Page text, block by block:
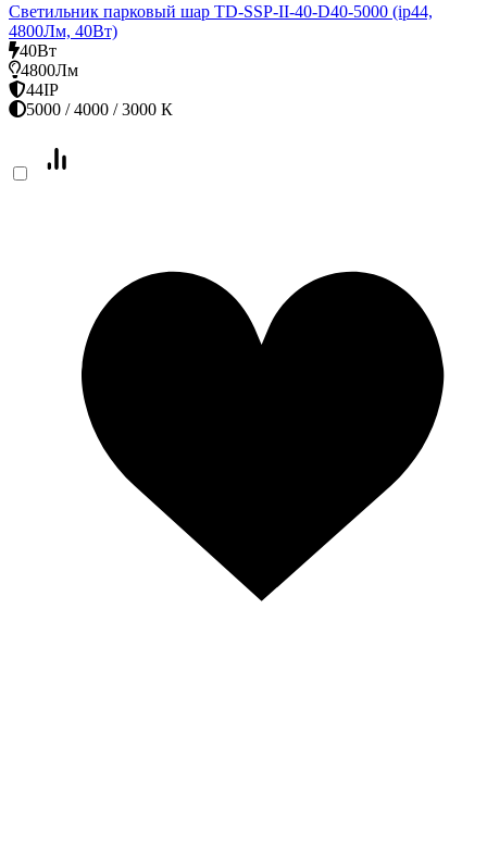
Светильник парковый шар TD-SSP-II-40-D40-5000 (ip44,
4800Лм, 40Вт)
40Вт
4800Лм
44IP
5000 / 4000 / 3000 К